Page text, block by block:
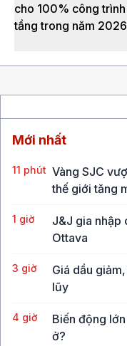
cho 100% công trình
tầng trong năm 2026
Mới nhất
11 phút Vàng SJC
thế giới tăng
1 giờ
J&J gia nhập
Ottava
3 giờ
Giá dầu
lũy
4 giờ
Biến động
ở?